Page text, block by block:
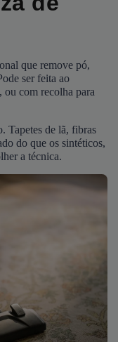
que remove pó,
ser feita ao
com recolha para
Tapetes de lã, fibras
do que os sintéticos,
a técnica.